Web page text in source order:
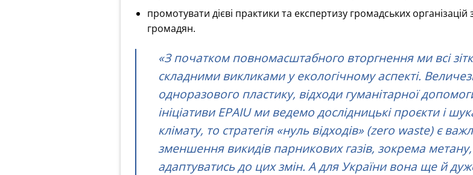
промотувати дієві практики та експертизу громадських
громадян.
«З початком повномасштабного вторгнення ми всі
складними викликами у екологічному аспекті.
одноразового пластику, відходи гуманітарної
ініціативи EPAIU ми ведемо дослідницькі проєкти і
клімату, то стратегія «нуль відходів» (zero waste) є
зменшення викидів парникових газів, зокрема
адаптуватись до цих змін. А для України вона ще й